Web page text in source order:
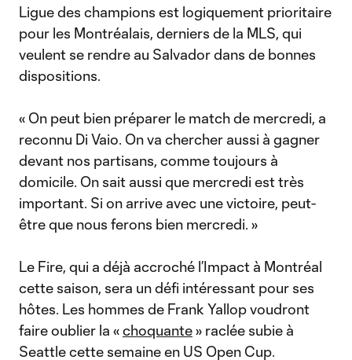
Ligue des champions est logiquement prioritaire
pour les Montréalais, derniers de la MLS, qui
veulent se rendre au Salvador dans de bonnes
dispositions.
« On peut bien préparer le match de mercredi, a
reconnu Di Vaio. On va chercher aussi à gagner
devant nos partisans, comme toujours à
domicile. On sait aussi que mercredi est très
important. Si on arrive avec une victoire, peut-
être que nous ferons bien mercredi. »
Le Fire, qui a déjà accroché l’Impact à Montréal
cette saison, sera un défi intéressant pour ses
hôtes. Les hommes de Frank Yallop voudront
faire oublier la «choquante» raclée subie à
Seattle cette semaine en US Open Cup.